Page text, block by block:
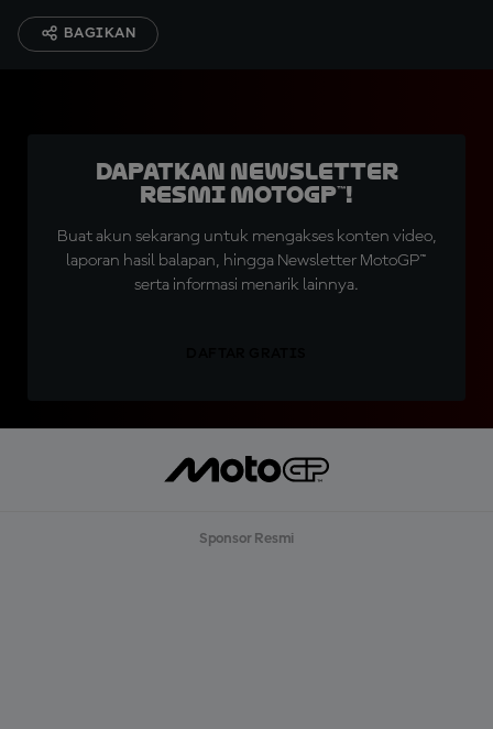
BAGIKAN
Dapatkan Newsletter
Resmi MotoGP™!
Buat akun sekarang untuk mengakses konten video,
laporan hasil balapan, hingga Newsletter MotoGP™
serta informasi menarik lainnya.
Sponsor Resmi